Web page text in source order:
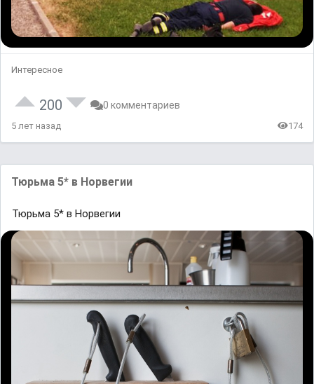
Интересное
200 0 комментариев
5 лет назад 174
Тюрьма 5* в Норвегии
Тюрьма 5* в Норвегии